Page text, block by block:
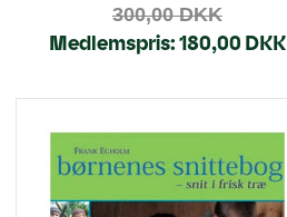
300,00 DKK
Medlemspris:180,00 DKK